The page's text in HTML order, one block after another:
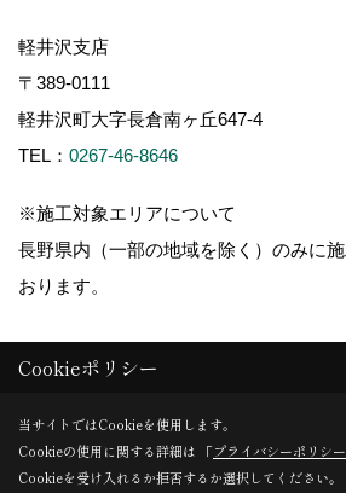
軽井沢支店
〒389-0111
軽井沢町大字長倉南ヶ丘647-4
TEL： 0267-46-8646
※施工対象エリアについて
長野県内（一部の地域を除く）のみに
おります。
Cookieポリシー
当サイトではCookieを使用します。
Cookieの使用に関する詳細は 「プライバシーポリシー
Cookieを受け入れるか拒否するか選択してください。